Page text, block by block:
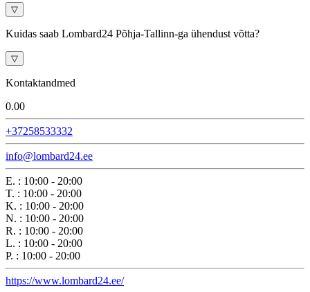
▽
Kuidas saab Lombard24 Põhja-Tallinn-ga ühendust võtta?
▽
Kontaktandmed
0.00
+37258533332
info@lombard24.ee
E. : 10:00 - 20:00
T. : 10:00 - 20:00
K. : 10:00 - 20:00
N. : 10:00 - 20:00
R. : 10:00 - 20:00
L. : 10:00 - 20:00
P. : 10:00 - 20:00
https://www.lombard24.ee/